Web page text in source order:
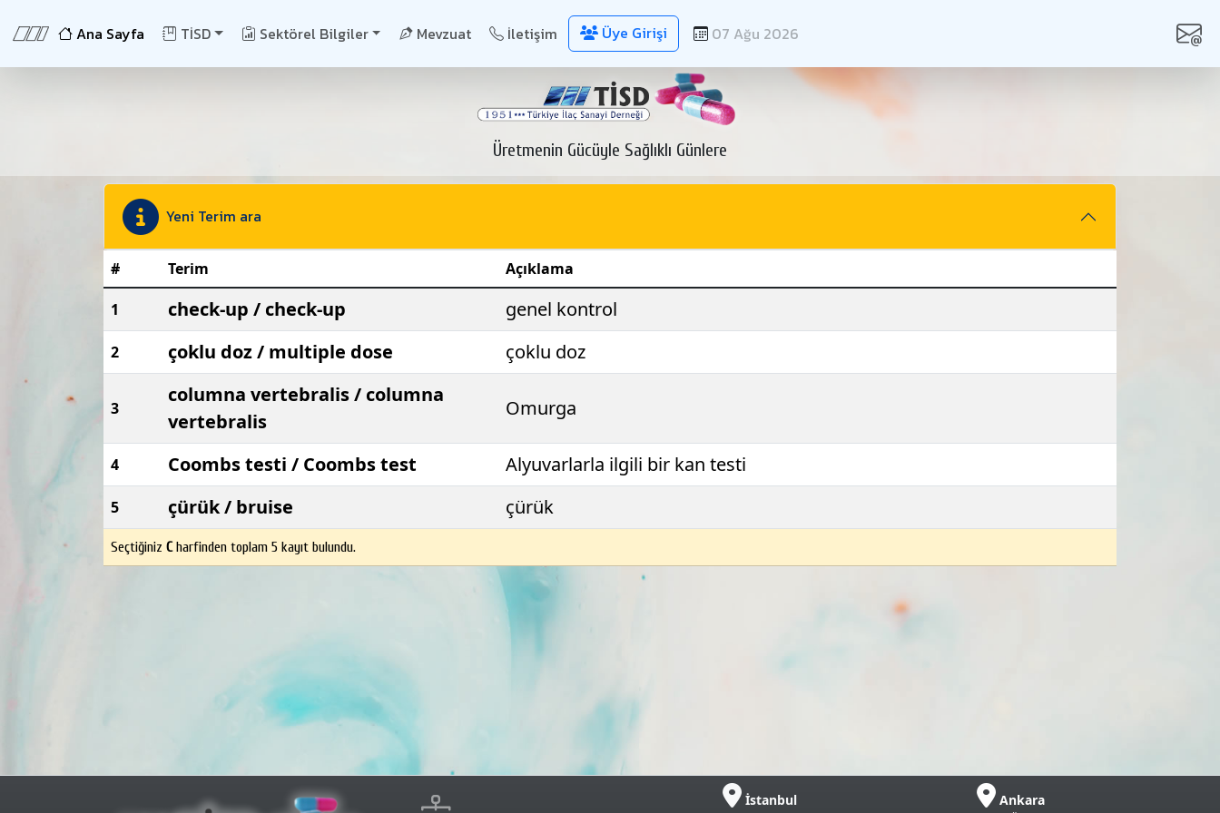
Ana Sayfa TİSD Sektörel Bilgiler Mevzuat İletişim Üye Girişi 07 Ağu 2026
Üretmenin Gücüyle Sağlıklı Günlere
Yeni Terim ara
# Terim Açıklama
1 check-up / check-up genel kontrol
2 çoklu doz / multiple dose çoklu doz
3
columna vertebralis / columna
vertebralis
Omurga
4 Coombs testi / Coombs test Alyuvarlarla ilgili bir kan testi
5 çürük / bruise çürük
Seçtiğiniz Charfinden toplam 5 kayıt bulundu.
İstanbul
Ankara